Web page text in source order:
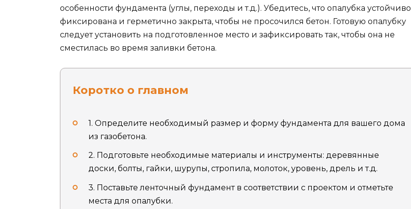
особенности фундамента (углы, переходы и т.д.). Убедитесь, что опалубка устойчиво
фиксирована и герметично закрыта, чтобы не просочился бетон. Готовую опалубку
следует установить на подготовленное место и зафиксировать так, чтобы она не
сместилась во время заливки бетона.
Коротко о главном
1. Определите необходимый размер и форму фундамента для вашего дома
из газобетона.
2. Подготовьте необходимые материалы и инструменты: деревянные
доски, болты, гайки, шурупы, стропила, молоток, уровень, дрель и т.д.
3. Поставьте ленточный фундамент в соответствии с проектом и отметьте
места для опалубки.